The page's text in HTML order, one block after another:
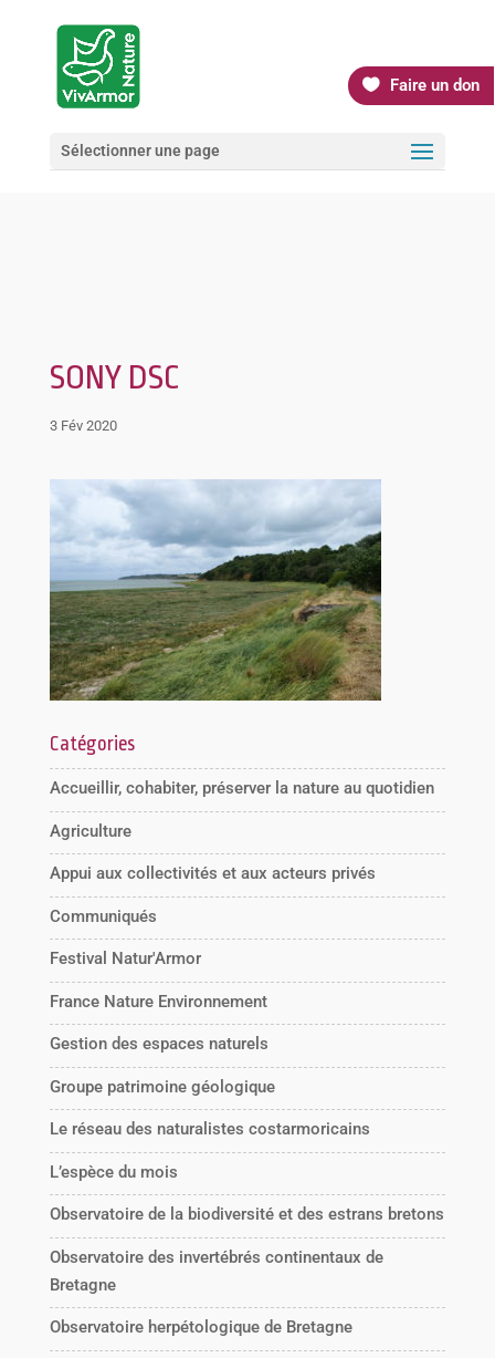
Faire un don
Sélectionner une page
SONY DSC
3 Fév 2020
Catégories
Accueillir, cohabiter, préserver la nature au quotidien
Agriculture
Appui aux collectivités et aux acteurs privés
Communiqués
Festival Natur'Armor
France Nature Environnement
Gestion des espaces naturels
Groupe patrimoine géologique
Le réseau des naturalistes costarmoricains
L’espèce du mois
Observatoire de la biodiversité et des estrans bretons
Observatoire des invertébrés continentaux de
Bretagne
Observatoire herpétologique de Bretagne